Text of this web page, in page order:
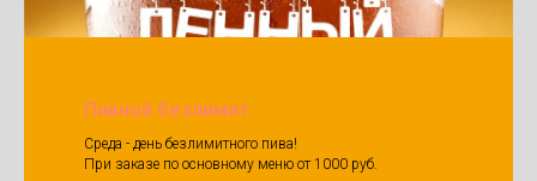
Пивной безлимит
Среда - день безлимитного пива!
При заказе по основному меню от 1000 руб.